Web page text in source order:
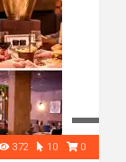
372 10 0